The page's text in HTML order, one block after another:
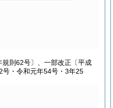
則62号〕、一部改正〔平成
・令和元年54号・3年25